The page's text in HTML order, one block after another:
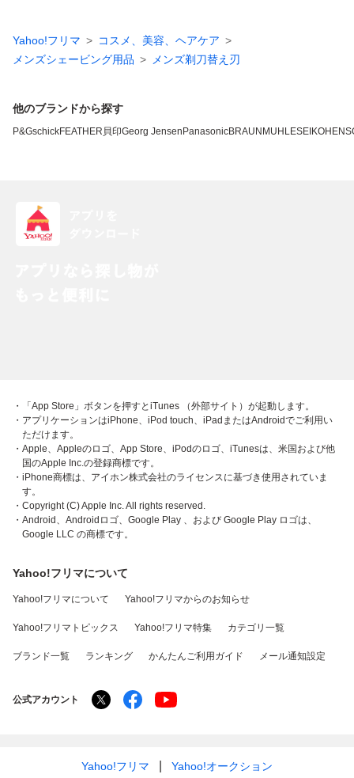
Yahoo!フリマ
コスメ、美容、ヘアケア
メンズシェービング用品
メンズ剃刀替え刃
他のブランドから探す
P&GschickFEATHER 貝印Georg Jensen PanasonicBRAUN MUHLESEIKO
・「App Store」ボタンを押すとiTunes （外部サイト）が起動します。
・アプリケーションはiPhone、iPod touch、iPadまたはAndroidでご利用い
ただけます。
・Apple、Appleのロゴ、App Store、iPodのロゴ、iTunesは、米国および他
国のApple Inc.の登録商標です。
・iPhone商標は、アイホン株式会社のライセンスに基づき使用されていま
す。
・Copyright (C) Apple Inc. All rights reserved.
・Android、Androidロゴ、Google Play 、および Google Play ロゴは、
Google LLC の商標です。
Yahoo!フリマについて
Yahoo!フリマについて Yahoo!フリマからのお知らせ
Yahoo!フリマトピックス Yahoo!フリマ特集 カテゴリ一覧
ブランド一覧 ランキング かんたんご利用ガイド メール通知設定
公式アカウント
Yahoo!フリマ Yahoo!オークション